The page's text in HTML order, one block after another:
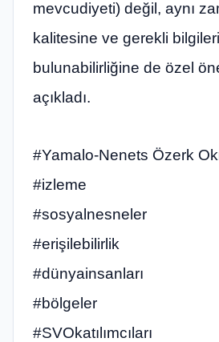
mevcudiyeti) değil, aynı
kalitesine ve gerekli
bulunabilirliğine de özel
açıkladı.
#Yamalo-Nenets Özerk
#izleme
#sosyalnesneler
#erişilebilirlik
#dünyainsanları
#bölgeler
#SVOkatılımcıları